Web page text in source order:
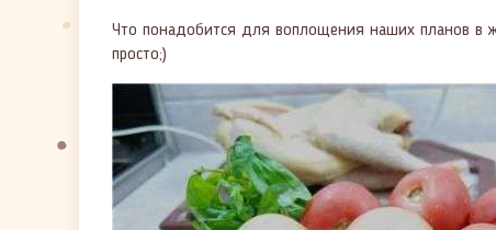
Что понадобится для воплощения наших планов в
просто;)